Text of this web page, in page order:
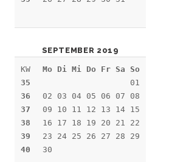
SEPTEMBER 2019
KW
35
36
37
38
39
40
Mo Di Mi Do Fr Sa So
01
02 03 04 05 06 07 08
09 10 11 12 13 14 15
16 17 18 19 20 21 22
23 24 25 26 27 28 29
30